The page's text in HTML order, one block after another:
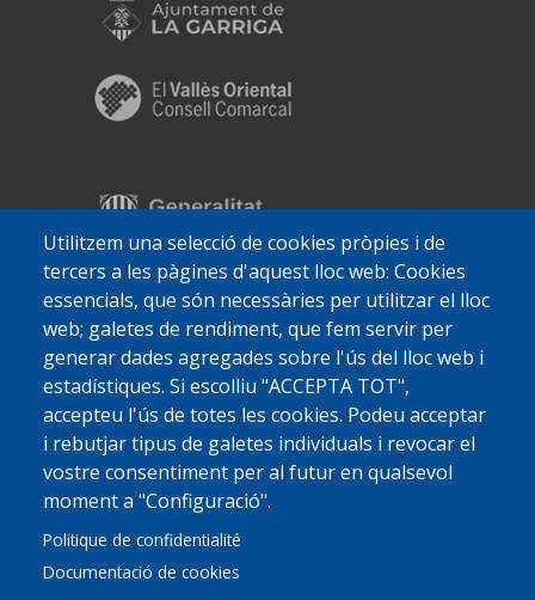
Utilitzem una selecció de cookies pròpies i de
tercers a les pàgines d'aquest lloc web: Cookies
essencials, que són necessàries per utilitzar el lloc
web; galetes de rendiment, que fem servir per
generar dades agregades sobre l'ús del lloc web i
estadístiques. Si escolliu "ACCEPTA TOT",
accepteu l'ús de totes les cookies. Podeu acceptar
i rebutjar tipus de galetes individuals i revocar el
vostre consentiment per al futur en qualsevol
moment a "Configuració".
Politique de confidentialité
Documentació de cookies